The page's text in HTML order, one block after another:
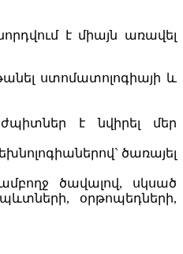
է միայն առավել
ստոմատոլոգիայի և
է նվիրել մեր
ծառայել
ծավալով, սկսած
օրթոպեդների,